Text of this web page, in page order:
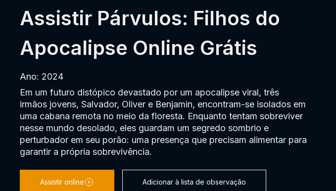
Assistir Párvulos: Filhos do
Apocalipse Online Grátis
Ano: 2024
Em um futuro distópico devastado por um apocalipse viral, três
irmãos jovens, Salvador, Oliver e Benjamin, encontram-se isolados em
uma cabana remota no meio da floresta. Enquanto tentam sobreviver
nesse mundo desolado, eles guardam um segredo sombrio e
perturbador em seu porão: uma presença que precisam alimentar para
garantir a própria sobrevivência.
Assistir online Adicionar à lista de observação